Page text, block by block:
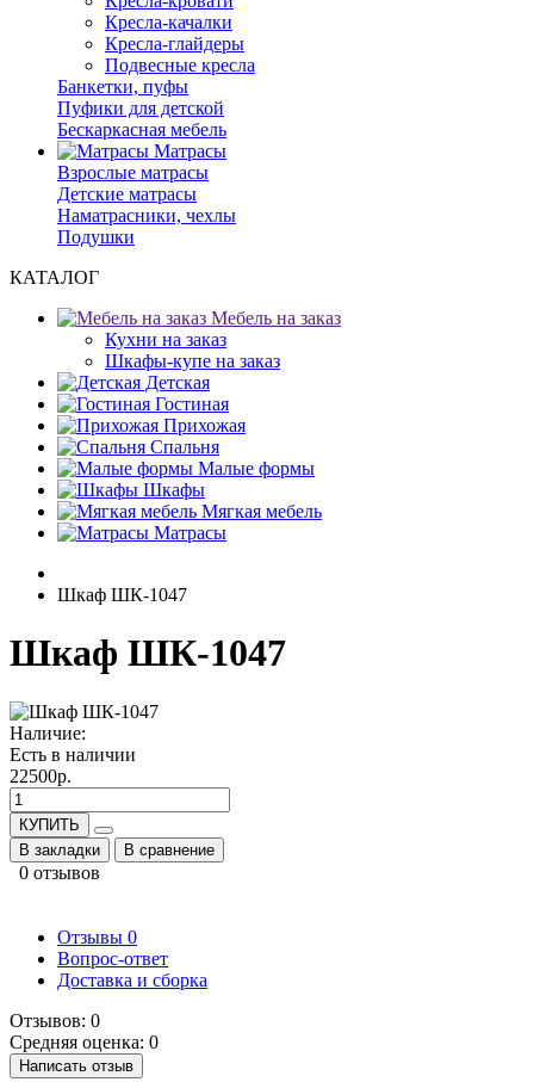
Кресла-качалки
Кресла-глайдеры
Подвесные кресла
Банкетки, пуфы
Пуфики для детской
Бескаркасная мебель
Матрасы
Взрослые матрасы
Детские матрасы
Наматрасники, чехлы
Подушки
КАТАЛОГ
Мебель на заказ
Кухни на заказ
Шкафы-купе на заказ
Детская
Гостиная
Прихожая
Спальня
Малые формы
Шкафы
Мягкая мебель
Матрасы
Шкаф ШК-1047
Шкаф ШК-1047
Наличие:
Есть в наличии
22500р.
КУПИТЬ
В закладки
В сравнение
0 отзывов
Отзывы 0
Вопрос-ответ
Доставка и сборка
Отзывов: 0
Средняя оценка: 0
Написать отзыв